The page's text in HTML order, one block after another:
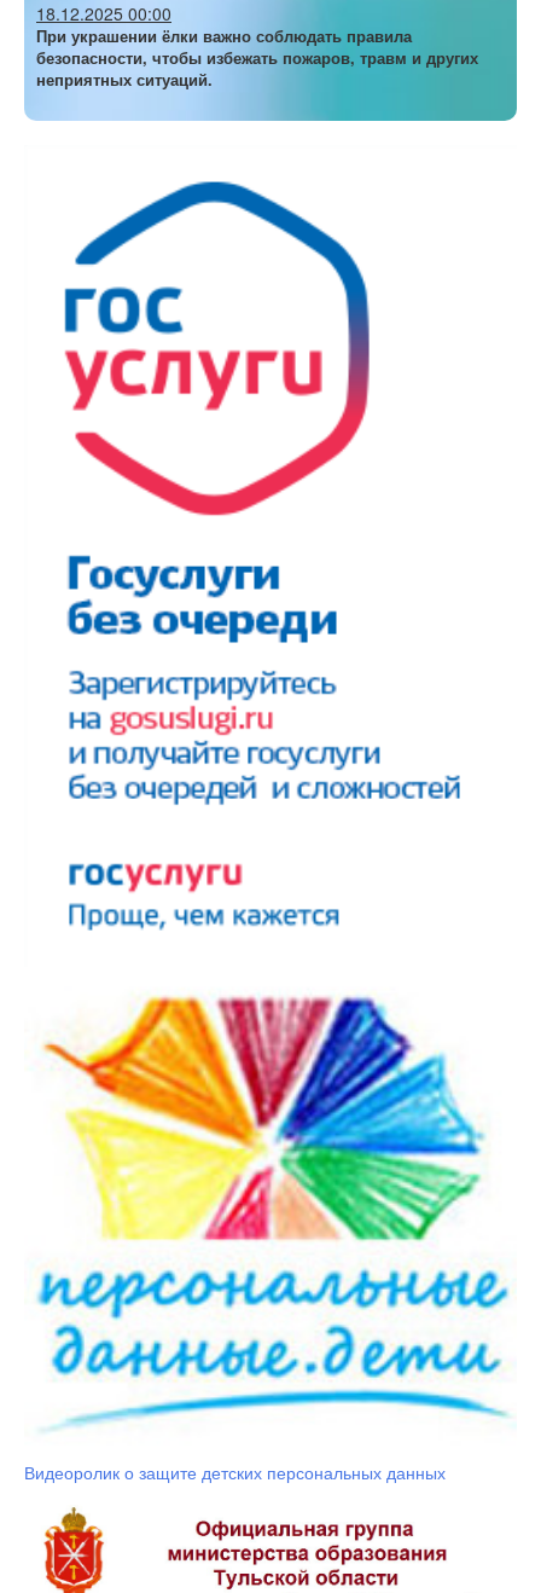
18.12.2025 00:00
При украшении ёлки важно соблюдать правила
безопасности, чтобы избежать пожаров, травм и других
неприятных ситуаций.
Видеоролик о защите детских персональных данных